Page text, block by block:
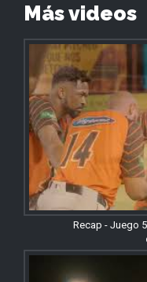
Más videos
Recap - Juego